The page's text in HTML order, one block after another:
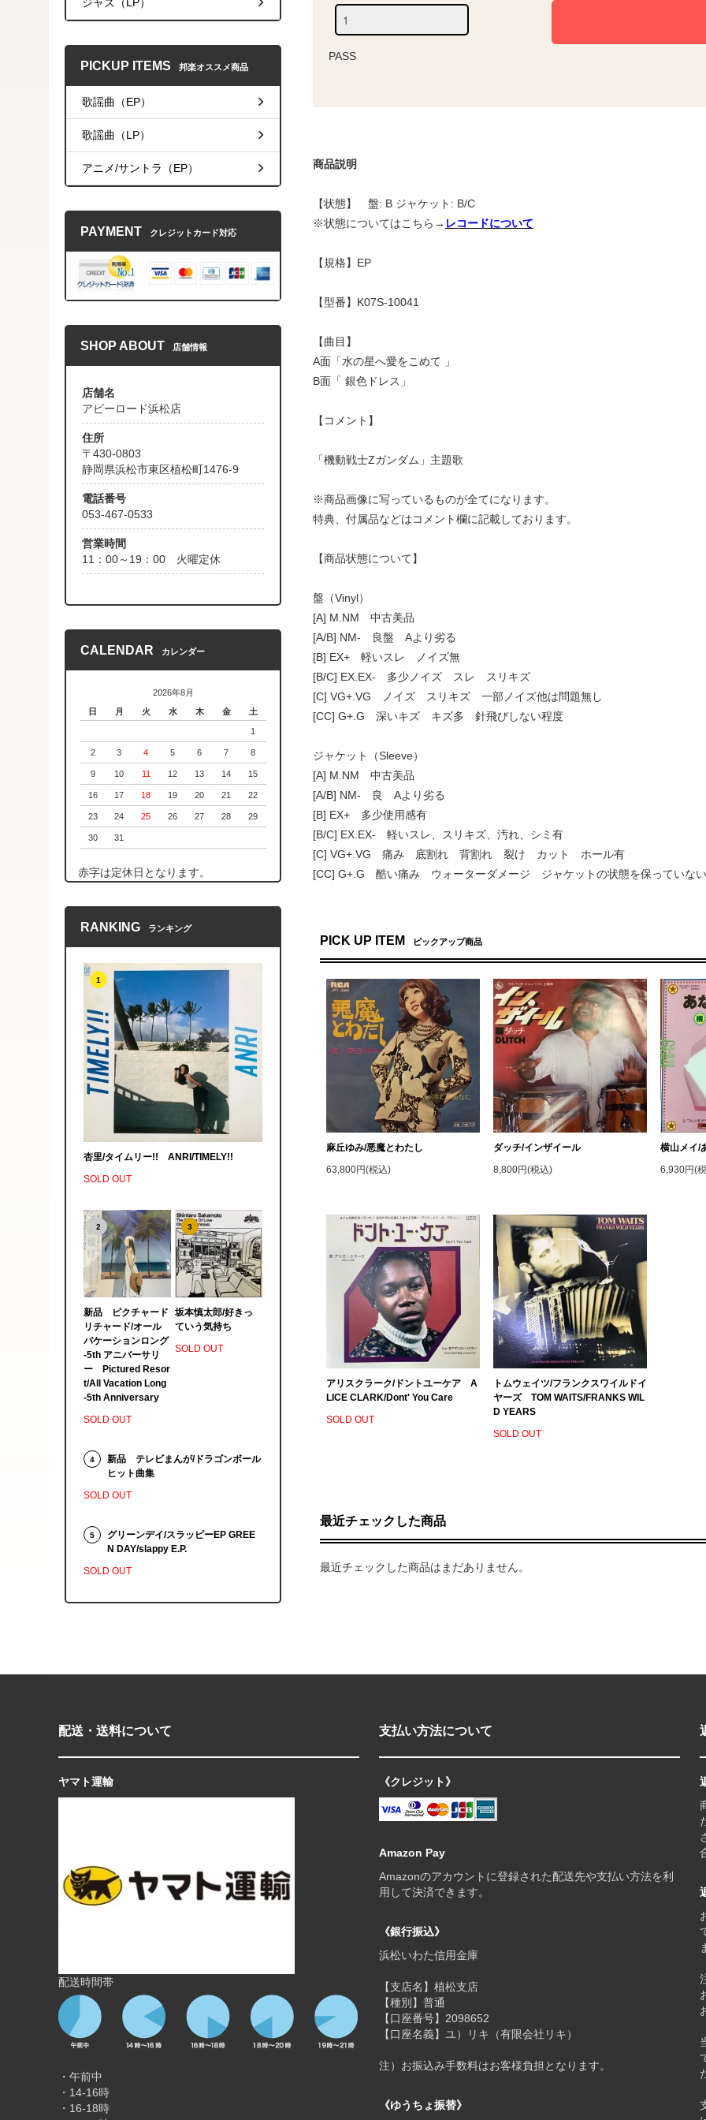
PASS
商品説明
【状態】 盤: B ジャケット: B/C
※状態についてはこちら→ レコードについて
【規格】EP
【型番】K07S-10041
【曲目】
A面「水の星へ愛をこめて 」
B面「 銀色ドレス」
【コメント】
「機動戦士Zガンダム」主題歌
※商品画像に写っているものが全てになります。
特典、付属品などはコメント欄に記載しております。
【商品状態について】
盤（Vinyl）
[A] M.NM 中古美品
[A/B] NM- 良盤 Aより劣る
[B] EX+ 軽いスレ ノイズ無
[B/C] EX.EX- 多少ノイズ スレ スリキズ
[C] VG+.VG ノイズ スリキズ 一部ノイズ他は問題無し
[CC] G+.G 深いキズ キズ多 針飛びしない程度
ジャケット（Sleeve）
[A] M.NM 中古美品
[A/B] NM- 良 Aより劣る
[B] EX+ 多少使用感有
[B/C] EX.EX- 軽いスレ、スリキズ、汚れ、シミ有
[C] VG+.VG 痛み 底割れ 背割れ 裂け カット ホール有
[CC] G+.G 酷い痛み ウォーターダメージ ジャケットの状態を保っていない
PICK UP ITEM ピックアップ商品
麻丘ゆみ/悪魔とわたし
63,800円(税込)
ダッチ/インザイール
8,800円(税込)
横山メイ/
6,930円(
アリスクラーク/ドントユーケア A
LICE CLARK/Dont' You Care
SOLD OUT
トムウェイツ/フランクスワイルドイ
ヤーズ TOM WAITS/FRANKS WIL
D YEARS
SOLD OUT
最近チェックした商品
最近チェックした商品はまだありません。
PICKUP ITEMS 邦楽オススメ商品
歌謡曲（EP）
歌謡曲（LP）
アニメ/サントラ（EP）
PAYMENT クレジットカード対応
SHOP ABOUT 店舗情報
店舗名
アビーロード浜松店
住所
〒430-0803
静岡県浜松市東区植松町1476-9
電話番号
053-467-0533
営業時間
11：00～19：00 火曜定休
CALENDAR カレンダー
2026年8月
日
月 火 水 木 金 土
1
2 3 4 5 6 7 8
9 10 11 12 13 14 15
16 17 18 19 20 21 22
23 24 25 26 27 28 29
30 31
赤字は定休日となります。
RANKING ランキング
1
杏里/タイムリー!! ANRI/TIMELY!!
SOLD OUT
2
新品 ピクチャード
リチャード/オール
バケーションロング
-5th アニバーサリ
ー Pictured Resor
t/All Vacation Long
-5th Anniversary
SOLD OUT
3
坂本慎太郎/好きっ
ていう気持ち
SOLD OUT
4
新品 テレビまんが/ドラゴンボール
ヒット曲集
SOLD OUT
5
グリーンデイ/スラッピーEP GREE
N DAY/slappy E.P.
SOLD OUT
配送・送料について
ヤマト運輸
配送時間帯
・午前中
・14-16時
・16-18時
支払い方法について
《クレジット》
Amazon Pay
Amazonのアカウントに登録された配送先や支払い方法を利
用して決済できます。
《銀行振込》
浜松いわた信用金庫
【支店名】植松支店
【種別】普通
【口座番号】2098652
【口座名義】ユ）リキ（有限会社リキ）
注）お振込み手数料はお客様負担となります。
《ゆうちょ振替》